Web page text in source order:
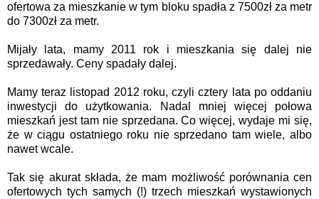
ofertowa za mieszkanie w tym bloku spadła z 7500zł za metr
do 7300zł za metr.
Mijały lata, mamy 2011 rok i mieszkania się dalej nie
sprzedawały. Ceny spadały dalej.
Mamy teraz listopad 2012 roku, czyli cztery lata po oddaniu
inwestycji do użytkowania. Nadal mniej więcej połowa
mieszkań jest tam nie sprzedana. Co więcej, wydaje mi się,
że w ciągu ostatniego roku nie sprzedano tam wiele, albo
nawet wcale.
Tak się akurat składa, że mam możliwość porównania cen
ofertowych tych samych (!) trzech mieszkań wystawionych